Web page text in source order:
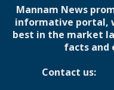
Mannam News
informative portal,
best in the market
facts and
Contact us: